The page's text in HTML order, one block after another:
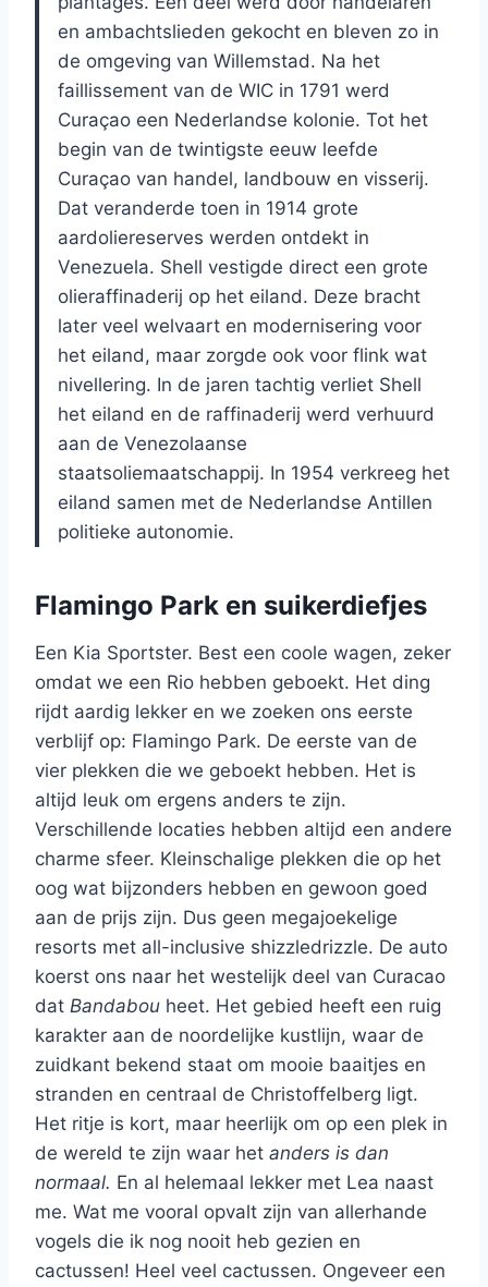
en ambachtslieden gekocht en bleven zo in
de omgeving van Willemstad. Na het
faillissement van de WIC in 1791 werd
Curaçao een Nederlandse kolonie. Tot het
begin van de twintigste eeuw leefde
Curaçao van handel, landbouw en visserij.
Dat veranderde toen in 1914 grote
aardoliereserves werden ontdekt in
Venezuela. Shell vestigde direct een grote
olieraffinaderij op het eiland. Deze bracht
later veel welvaart en modernisering voor
het eiland, maar zorgde ook voor flink wat
nivellering. In de jaren tachtig verliet Shell
het eiland en de raffinaderij werd verhuurd
aan de Venezolaanse
staatsoliemaatschappij. In 1954 verkreeg het
eiland samen met de Nederlandse Antillen
politieke autonomie.
Flamingo Park en suikerdiefjes
Een Kia Sportster. Best een coole wagen, zeker
omdat we een Rio hebben geboekt. Het ding
rijdt aardig lekker en we zoeken ons eerste
verblijf op: Flamingo Park. De eerste van de
vier plekken die we geboekt hebben. Het is
altijd leuk om ergens anders te zijn.
Verschillende locaties hebben altijd een andere
charme sfeer. Kleinschalige plekken die op het
oog wat bijzonders hebben en gewoon goed
aan de prijs zijn. Dus geen megajoekelige
resorts met all-inclusive shizzledrizzle. De auto
koerst ons naar het westelijk deel van Curacao
dat Bandabou heet. Het gebied heeft een ruig
karakter aan de noordelijke kustlijn, waar de
zuidkant bekend staat om mooie baaitjes en
stranden en centraal de Christoffelberg ligt.
Het ritje is kort, maar heerlijk om op een plek in
de wereld te zijn waar het anders is dan
normaal. En al helemaal lekker met Lea naast
me. Wat me vooral opvalt zijn van allerhande
vogels die ik nog nooit heb gezien en
cactussen! Heel veel cactussen. Ongeveer een